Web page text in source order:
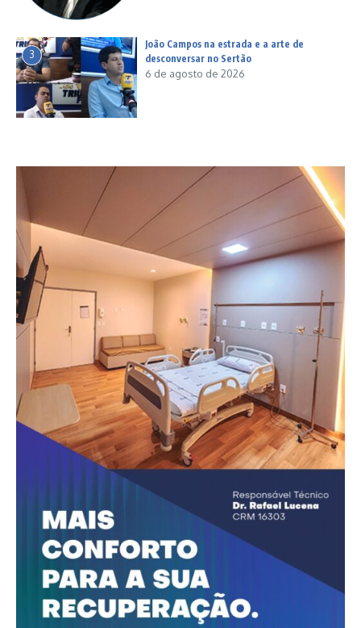
3
João Campos na estrada e a arte de
desconversar no Sertão
6 de agosto de 2026